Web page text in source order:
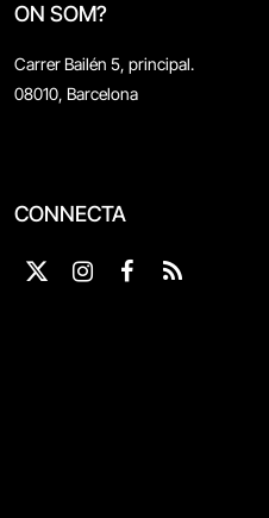
ON SOM?
Carrer Bailén 5, principal.
08010, Barcelona
CONNECTA
X
InstagramFacebook
RSS